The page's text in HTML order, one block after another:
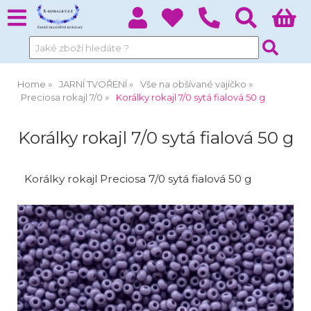
Home JARNÍ TVOŘENÍ
Vše na obšívané vajíčko
Preciosa rokajl 7/0
Korálky rokajl 7/0 sytá fialová 50 g
Korálky rokajl 7/0 sytá fialová 50 g
Korálky rokajl Preciosa 7/0 sytá fialová 50 g